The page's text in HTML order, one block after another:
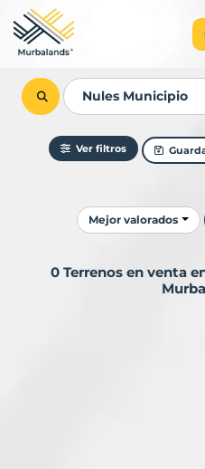
Ver filtros
Ordenar resultados
Mejor valorados
0 Terrenos en venta